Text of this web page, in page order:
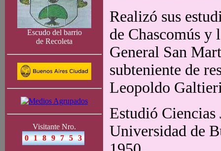
Escudo del barrio
de Recoleta
Visitante Nro.
Realizó sus
de Chascomús
General San
subteniente de
Leopoldo
Estudió Ciencias
Universidad de